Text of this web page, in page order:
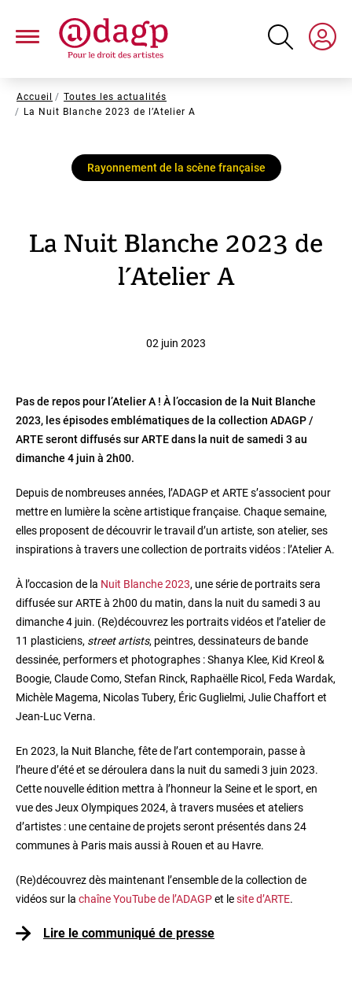
contenu
Fil
d'Ariane
Accueil
Toutes les actualités
La Nuit Blanche 2023 de l’Atelier A
Rayonnement de la scène française
La Nuit Blanche 2023 de
l’Atelier A
02 juin 2023
Pas de repos pour l’Atelier A ! À l’occasion de la Nuit Blanche
2023, les épisodes emblématiques de la collection ADAGP /
ARTE seront diffusés sur ARTE dans la nuit de samedi 3 au
dimanche 4 juin à 2h00.
Depuis de nombreuses années, l’ADAGP et ARTE s’associent pour
mettre en lumière la scène artistique française. Chaque semaine,
elles proposent de découvrir le travail d’un artiste, son atelier, ses
inspirations à travers une collection de portraits vidéos : l’Atelier A.
À l’occasion de la Nuit Blanche 2023, une série de portraits sera
diffusée sur ARTE à 2h00 du matin, dans la nuit du samedi 3 au
dimanche 4 juin. (Re)découvrez les portraits vidéos et l’atelier de
11 plasticiens, street artists, peintres, dessinateurs de bande
dessinée, performers et photographes : Shanya Klee, Kid Kreol &
Boogie, Claude Como, Stefan Rinck, Raphaëlle Ricol, Feda Wardak,
Michèle Magema, Nicolas Tubery, Éric Guglielmi, Julie Chaffort et
Jean-Luc Verna.
En 2023, la Nuit Blanche, fête de l’art contemporain, passe à
l’heure d’été et se déroulera dans la nuit du samedi 3 juin 2023.
Cette nouvelle édition mettra à l’honneur la Seine et le sport, en
vue des Jeux Olympiques 2024, à travers musées et ateliers
d’artistes : une centaine de projets seront présentés dans 24
communes à Paris mais aussi à Rouen et au Havre.
(Re)découvrez dès maintenant l’ensemble de la collection de
vidéos sur la chaîne YouTube de l’ADAGPet lesite d’ARTE.
Lire le communiqué de presse